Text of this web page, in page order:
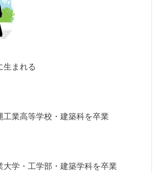
生まれる
工業高等学校・建築科を卒業
大学・工学部・建築学科を卒業